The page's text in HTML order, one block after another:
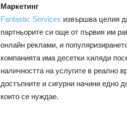
Маркетинг
Fantastic Services извършва целия
партньорите си още от първия им
онлайн реклами, и
компанията има десетки хиляди
наличността на услугите в реално
достъпните и сигурни начини едно
които се нуждае.